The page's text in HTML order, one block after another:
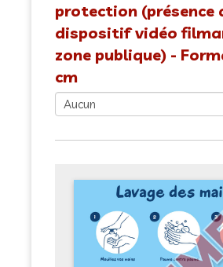
protection (présence
dispositif vidéo
zone publique) -
cm